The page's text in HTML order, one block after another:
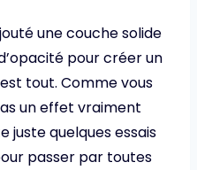
une couche solide
pour créer un
tout. Comme vous
un effet vraiment
juste quelques essais
passer par toutes